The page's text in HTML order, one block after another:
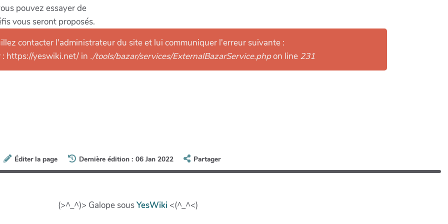
pouvez essayer de
vous seront proposés.
contacter l'administrateur du site et lui communiquer l'erreur suivante :
https://yeswiki.net/ in ./tools/bazar/services/ExternalBazarService.phpon line 231
Éditer la page Dernière édition : 06 Jan 2022 Partager
(>^_^)> Galope sousYesWiki <(^_^<)